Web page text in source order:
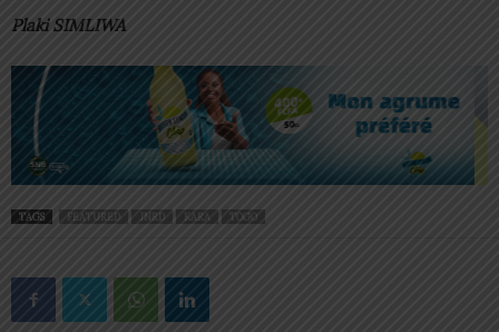
Plaki SIMLIWA
TAGS FEATURED JNRD KARA TOGO